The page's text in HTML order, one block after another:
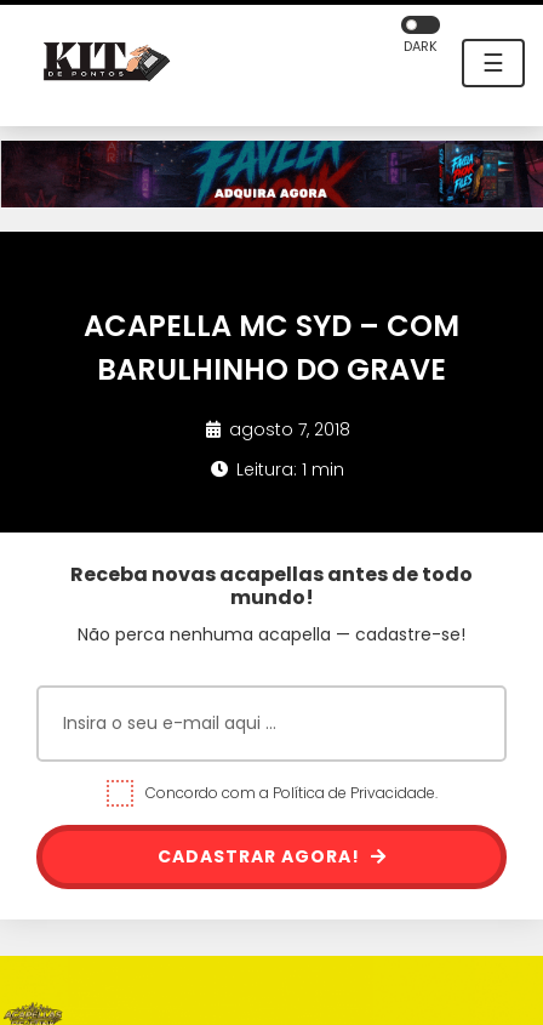
☰
DARK
ACAPELLA MC SYD – COM
BARULHINHO DO GRAVE
agosto 7, 2018
Leitura: 1 min
Receba novas acapellas antes de todo
mundo!
Não perca nenhuma acapella — cadastre-se!
Concordo com a Política de Privacidade.
CADASTRAR AGORA!